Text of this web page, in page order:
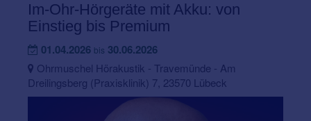
Im-Ohr-Hörgeräte mit Akku: von
Einstieg bis Premium
01.04.2026 bis 30.06.2026
Ohrmuschel Hörakustik - Travemünde - Am
Dreilingsberg (Praxisklinik) 7, 23570 Lübeck